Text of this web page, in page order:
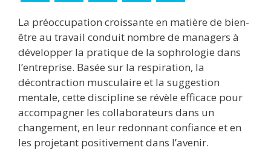
La préoccupation croissante en matière de bien-
être au travail conduit nombre de managers à
développer la pratique de la sophrologie dans
l’entreprise. Basée sur la respiration, la
décontraction musculaire et la suggestion
mentale, cette discipline se révèle efficace pour
accompagner les collaborateurs dans un
changement, en leur redonnant confiance et en
les projetant positivement dans l’avenir.